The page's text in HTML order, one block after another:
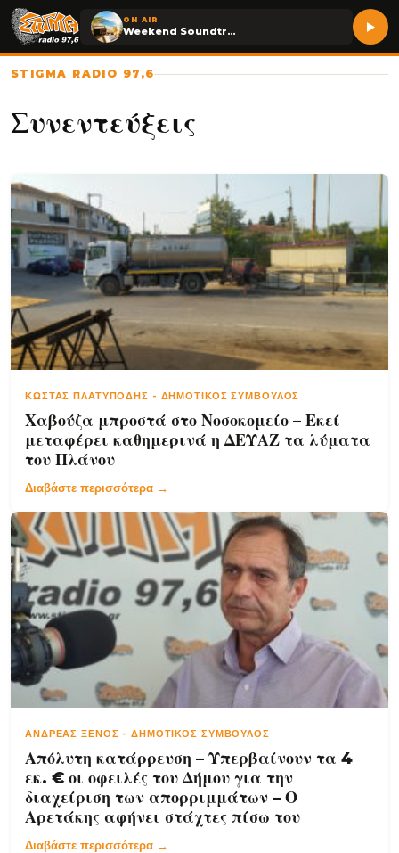
ON AIR
Weekend Soundtrack
STIGMA RADIO 97,6
Συνεντεύξεις
ΚΏΣΤΑΣ ΠΛΑΤΥΠΌΔΗΣ - ΔΗΜΟΤΙΚΌΣ ΣΎΜΒΟΥΛΟΣ
Χαβούζα μπροστά στο Νοσοκομείο – Εκεί
μεταφέρει καθημερινά η ΔΕΥΑΖ τα λύματα
του Πλάνου
Διαβάστε περισσότερα →
ΑΝΔΡΈΑΣ ΞΈΝΟΣ -ΔΗΜΟΤΙΚΌΣ ΣΎΜΒΟΥΛΟΣ
Απόλυτη κατάρρευση – Υπερβαίνουν τα 4
εκ. € οι οφειλές του Δήμου για την
διαχείριση των απορριμμάτων – Ο
Αρετάκης αφήνει στάχτες πίσω του
Διαβάστε περισσότερα →